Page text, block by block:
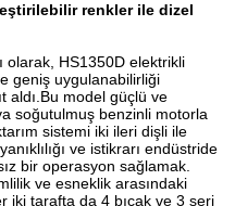
renkler ile dizel
olarak, HS1350D elektrikli
geniş uygulanabilirliği
aldı.Bu model güçlü ve
soğutulmuş benzinli motorla
sistemi iki ileri dişli ile
ve istikrarı endüstride
bir operasyon sağlamak.
ve esneklik arasındaki
iki tarafta da 4 bıçak ve 3 seri